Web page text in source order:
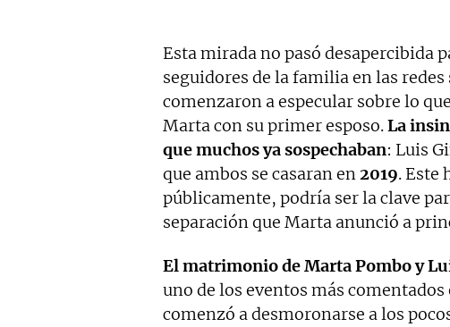
Esta mirada no pasó desapercibida
seguidores de la familia en las
comenzaron a especular sobre lo
Marta con su primer esposo.La
que muchos ya sospechaban: Luis
que ambos se casaran en2019. Este
públicamente, podría ser la clave
separación que Marta anunció a
El matrimonio de Marta Pombo y
uno de los eventos más
comenzó a desmoronarse a los